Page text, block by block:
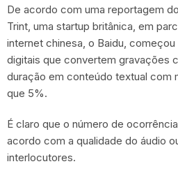
De acordo com uma reportagem
Trint, uma startup britânica, em
internet chinesa, o Baidu,
digitais que convertem gravações
duração em conteúdo textual com
que 5%.
É claro que o número de
acordo com a qualidade do áudio
interlocutores.